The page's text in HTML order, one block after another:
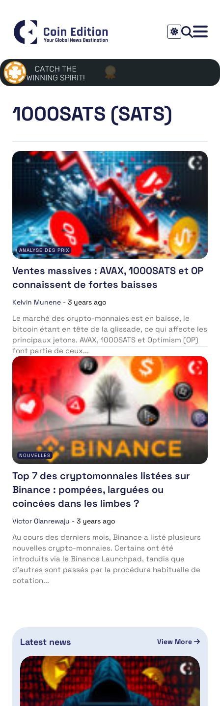
1000SATS (SATS)
ANALYSE DES PRIX
Ventes massives : AVAX, 1000SATS et OP
connaissent de fortes baisses
Kelvin Munene - 3 years ago
Le marché des crypto-monnaies est en baisse, le
bitcoin étant en tête de la glissade, ce qui affecte les
principaux jetons. AVAX, 1000SATS et Optimism (OP)
font partie de ceux...
NOUVELLES
Top 7 des cryptomonnaies listées sur
Binance : pompées, larguées ou
coincées dans les limbes ?
Victor Olanrewaju - 3 years ago
Au cours des derniers mois, Binance a listé plusieurs
nouvelles crypto-monnaies. Certains ont été
introduits via le Binance Launchpad, tandis que
d’autres sont passés par la procédure habituelle de
cotation...
Latest news View More